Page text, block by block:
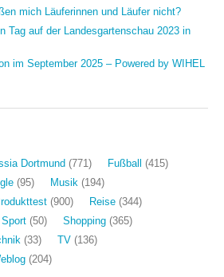
mich Läuferinnen und Läufer nicht?
Tag auf der Landesgartenschau 2023 in
im September 2025 – Powered by WIHEL
Dortmund (771) Fußball
(415)
(95) Musik (194)
(900) Reise (344)
(50) Shopping (365)
(33) TV (136)
(204)